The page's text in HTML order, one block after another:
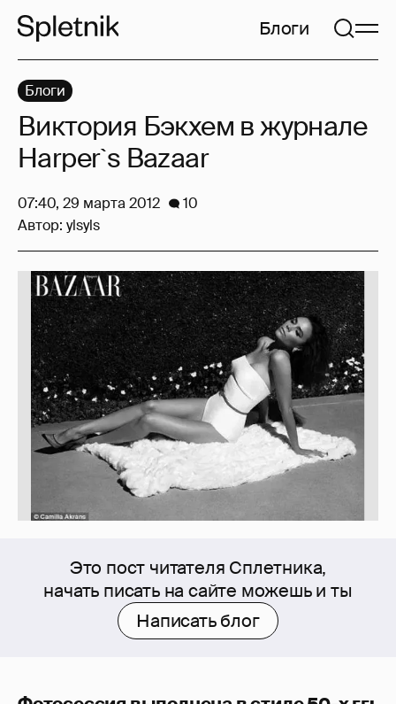
Блоги
Это пост читателя Сплетника,
начать писать на сайте можешь и ты
Написать блог
Блоги
Виктория Бэкхем в журнале
Harper`s Bazaar
07:40, 29 марта 2012
10
Автор: ylsyls